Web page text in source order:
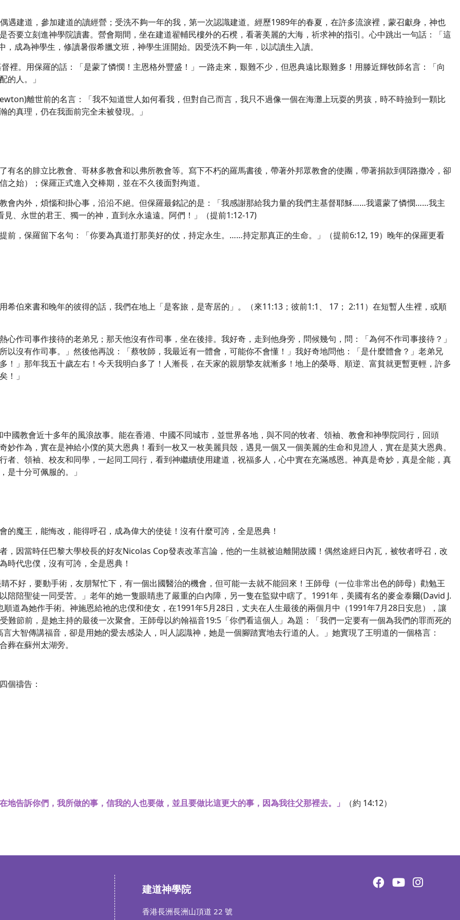
遇建道，參加建道的讀經營；受洗不夠一年的我，第一次認識建道。經歷1989年的春夏，在許多流淚裡，蒙召獻身，神也
否要立刻進神學院讀書。營會期間，坐在建道翟輔民樓外的石櫈，看著美麗的大海，祈求神的指引。心中跳出一句話：「這
成為神學生，修讀暑假希臘文班，神學生涯開始。因受洗不夠一年，以試讀生入讀。
裡。用保羅的話：「是蒙了憐憫！主恩格外豐盛！」一路走來，艱難不少，但恩典遠比艱難多！用滕近輝牧師名言：
「向
的人。」
離世前的名言：「我不知道世人如何看我，但對自己而言，我只不過像一個在海灘上玩耍的男孩，時不時撿到一顆比
真理，仍在我面前完全未被發現。」
有名的腓立比教會、哥林多教會和以弗所教會等。寫下不朽的羅馬書後，帶著外邦眾教會的使團，帶著捐款到耶路撒冷，卻
始）；保羅正式進入交棒期，並在不久後面對殉道。
會內外，煩惱和掛心事，沿沿不絕。但保羅最銘記的是：「我感謝那給我力量的我們主基督耶穌……我還蒙了憐憫……我主
、永世的君王、獨一的神，直到永永遠遠。阿們！」（提前1:12-17)
前，保羅留下名句：「你要為真道打那美好的仗，持定永生。……持定那真正的生命。」（提前6:12, 19）晚年的保羅更看
希伯來書和晚年的彼得的話，我們在地上「是客旅，是寄居的 」 。（來11:13；彼前1:1、 17； 2:11）在短暫人生裡，或順
作司事作接待的老弟兄；那天他沒有作司事，坐在後排。我好奇，走到他身旁，問候幾句，問：「為何不作司事接待？」
沒有作司事。」然後他再說：「蔡牧師，我最近有一體會，可能你不會懂！」我好奇地問他：
「是什麼體會？」老弟兄
！」那年我五十歲左右！今天我明白多了！人漸長，在天家的親朋摯友就漸多！地上的榮辱、順逆、富貧就更暫更輕，許多
！」
國教會近十多年的風浪故事。能在香港、中國不同城市，並世界各地，與不同的牧者、領袖、教會和神學院同行，回頭
作為，實在是神給小僕的莫大恩典！看到一枚又一枚美麗貝殼，遇見一個又一個美麗的生命和見證人，實在是莫大恩典。
者、領袖、校友和同學，一起同工同行，看到神繼續使用建道，祝福多人，心中實在充滿感恩。神真是奇妙，真是全能，真
是十分可佩服的。」
魔王，能悔改，能得呼召，成為偉大的使徒！沒有什麼可誇，全是恩典！
，因當時任巴黎大學校長的好友Nicolas Cop發表改革言論，他的一生就被迫離開故國！偶然途經日內瓦，被牧者呼召，改
時代忠僕，沒有可誇，全是恩典！
不好，要動手術，友朋幫忙下，有一個出國醫治的機會，但可能一去就不能回來！王師母（一位非常出色的師母）勸勉王
陪聖徒一同受苦。」老年的她一隻眼睛患了嚴重的白內障，另一隻在監獄中瞎了。1991年，美國有名的麥金泰爾(David J.
道為她作手術。神施恩給祂的忠僕和使女，在1991年5月28日，丈夫在人生最後的兩個月中（1991年7月28日安息），讓
難節前，是她主持的最後一次聚會。王師母以約翰福音19:5「你們看這個人」為題：「我們一定要有一個為我們的罪而死的
大智傳講福音，卻是用她的愛去感染人，叫人認識神，她是一個腳踏實地去行道的人。」她實現了王明道的一個格言：
在蘇州太湖旁。
個禱告：
地告訴你們，我所做的事，信我的人也要做，並且要做比這更大的事，因為我往父那裡去。」 （約 14:12）
建道神學院
香港長洲長洲山頂道 22 號